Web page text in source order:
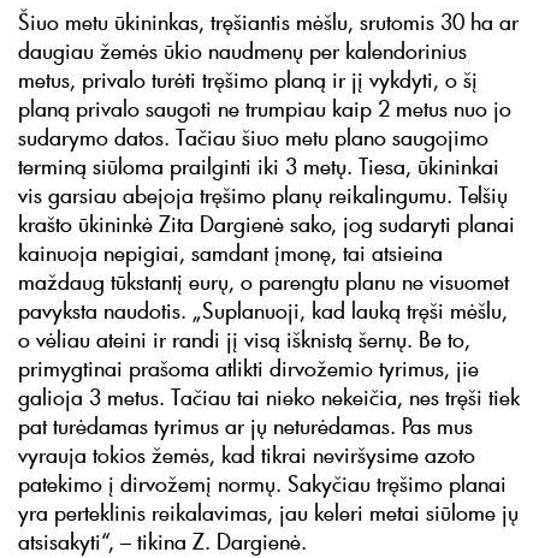
Šiuo metu ūkininkas, tręšiantis mėšlu, srutomis 30 ha ar
daugiau žemės ūkio naudmenų per kalendorinius
metus, privalo turėti tręšimo planą ir jį vykdyti, o šį
planą privalo saugoti ne trumpiau kaip 2 metus nuo jo
sudarymo datos. Tačiau šiuo metu plano saugojimo
terminą siūloma prailginti iki 3 metų. Tiesa, ūkininkai
vis garsiau abejoja tręšimo planų reikalingumu. Telšių
krašto ūkininkė Zita Dargienė sako, jog sudaryti planai
kainuoja nepigiai, samdant įmonę, tai atsieina
maždaug tūkstantį eurų, o parengtu planu ne visuomet
pavyksta naudotis. „Suplanuoji, kad lauką tręši mėšlu,
o vėliau ateini ir randi jį visą išknistą šernų. Be to,
primygtinai prašoma atlikti dirvožemio tyrimus, jie
galioja 3 metus. Tačiau tai nieko nekeičia, nes tręši tiek
pat turėdamas tyrimus ar jų neturėdamas. Pas mus
vyrauja tokios žemės, kad tikrai neviršysime azoto
patekimo į dirvožemį normų. Sakyčiau tręšimo planai
yra perteklinis reikalavimas, jau keleri metai siūlome jų
atsisakyti“, – tikina Z. Dargienė.